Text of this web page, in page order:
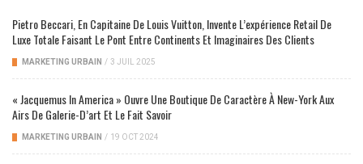
Pietro Beccari, En Capitaine De Louis Vuitton, Invente L’expérience Retail De
Luxe Totale Faisant Le Pont Entre Continents Et Imaginaires Des Clients
MARKETING URBAIN / 3 JUIL 2025
« Jacquemus In America » Ouvre Une Boutique De Caractère À New-York Aux
Airs De Galerie-D’art Et Le Fait Savoir
MARKETING URBAIN / 19 OCT 2024